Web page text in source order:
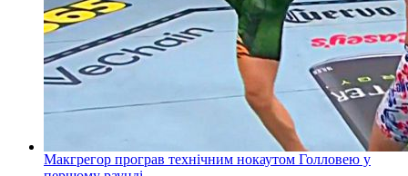
Макгрегор програв технічним нокаутом Голловею у